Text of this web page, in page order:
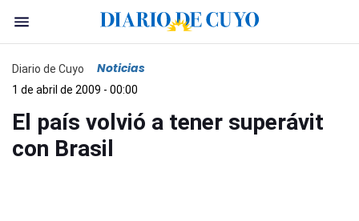
Diario de Cuyo Noticias
1 de abril de 2009 - 00:00
El país volvió a tener superávit
con Brasil